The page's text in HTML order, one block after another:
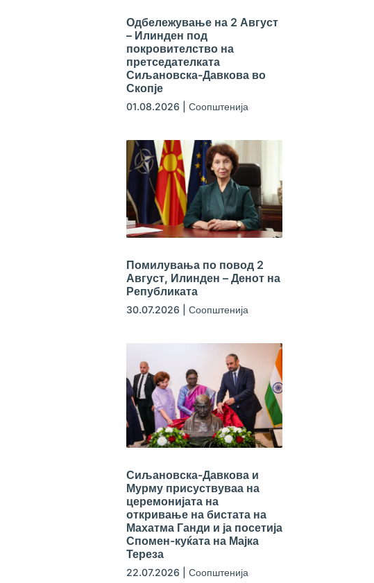
Одбележување на 2 Август
– Илинден под
покровителство на
претседателката
Сиљановска-Давкова во
Скопје
01.08.2026 Соопштенија
Помилувања по повод 2
Август, Илинден – Денот на
Републиката
30.07.2026 Соопштенија
Сиљановска-Давкова и
Мурму присуствуваа на
церемонијата на
откривање на бистата на
Махатма Ганди и ја посетија
Спомен-куќата на Мајка
Тереза
22.07.2026 Соопштенија